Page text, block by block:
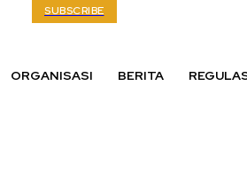
SUBSCRIBE
ORGANISASI BERITA